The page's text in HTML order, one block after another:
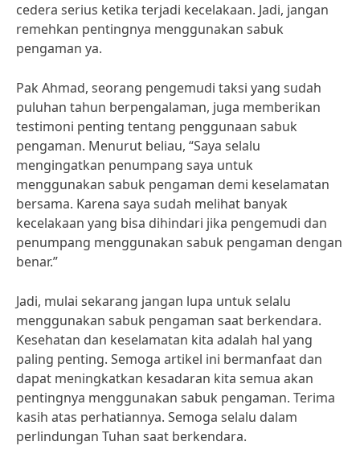
cedera serius ketika terjadi kecelakaan. Jadi, jangan
remehkan pentingnya menggunakan sabuk
pengaman ya.
Pak Ahmad, seorang pengemudi taksi yang sudah
puluhan tahun berpengalaman, juga memberikan
testimoni penting tentang penggunaan sabuk
pengaman. Menurut beliau, “Saya selalu
mengingatkan penumpang saya untuk
menggunakan sabuk pengaman demi keselamatan
bersama. Karena saya sudah melihat banyak
kecelakaan yang bisa dihindari jika pengemudi dan
penumpang menggunakan sabuk pengaman dengan
benar.”
Jadi, mulai sekarang jangan lupa untuk selalu
menggunakan sabuk pengaman saat berkendara.
Kesehatan dan keselamatan kita adalah hal yang
paling penting. Semoga artikel ini bermanfaat dan
dapat meningkatkan kesadaran kita semua akan
pentingnya menggunakan sabuk pengaman. Terima
kasih atas perhatiannya. Semoga selalu dalam
perlindungan Tuhan saat berkendara.